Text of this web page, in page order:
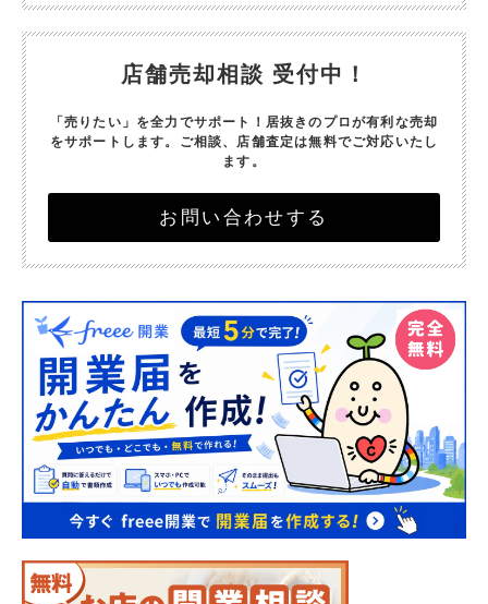
店舗売却相談 受付中！
「売りたい」を全力でサポート！ 居抜きのプロが有利な売却
をサポートします。 ご相談、店舗査定は無料でご対応いたし
ます。
お問い合わせする